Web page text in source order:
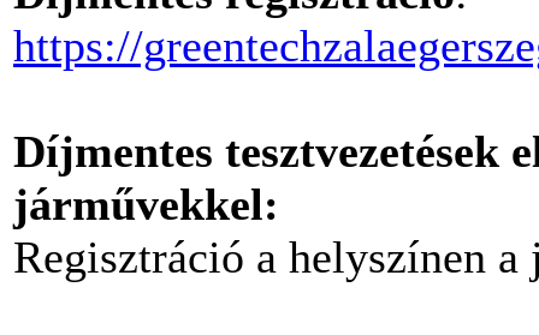
https://
Díjmentes tesztvezetések
járművekkel:
Regisztráció a helyszínen